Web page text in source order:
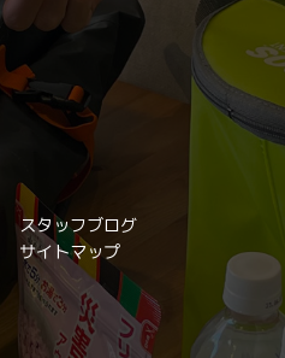
スタッフブログ
サイトマップ